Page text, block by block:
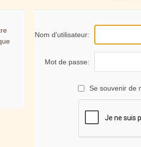
Nom d'utilisateur:
Mot de passe:
Se souvenir de